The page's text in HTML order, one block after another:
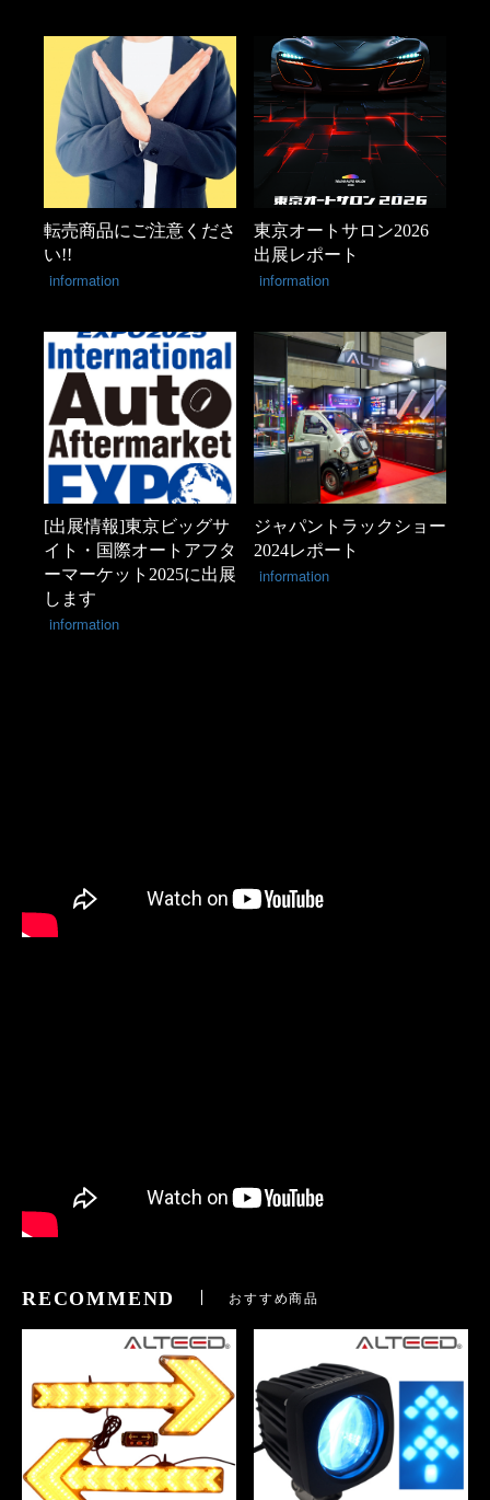
転売商品にご注意くださ
い!!
information
東京オートサロン2026
出展レポート
information
[出展情報]東京ビッグサ
イト・国際オートアフタ
ーマーケット2025に出展
します
information
ジャパントラックショー
2024レポート
information
RECOMMEND おすすめ商品